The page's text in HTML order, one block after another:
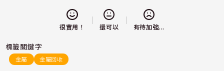
很實用！ 還可以 有待加強...
標籤關鍵字
金屬 金屬回收